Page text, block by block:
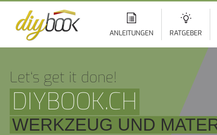
ANLEITUNGEN RATGEBER
Let‘s get it done!
DIYBOOK.CH
WERKZEUG UND